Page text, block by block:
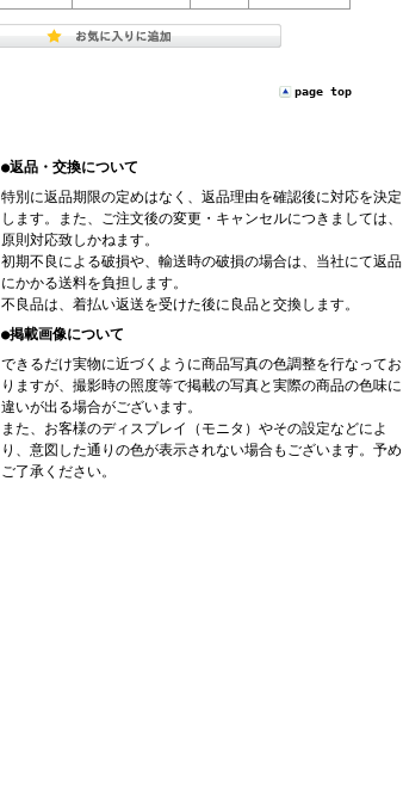
page top
●返品・交換について
特別に返品期限の定めはなく、返品理由を確認後に対応を決定
します。また、ご注文後の変更・キャンセルにつきましては、
原則対応致しかねます。
初期不良による破損や、輸送時の破損の場合は、当社にて返品
にかかる送料を負担します。
不良品は、着払い返送を受けた後に良品と交換します。
●掲載画像について
できるだけ実物に近づくように商品写真の色調整を行なってお
りますが、撮影時の照度等で掲載の写真と実際の商品の色味に
違いが出る場合がございます。
また、お客様のディスプレイ（モニタ）やその設定などによ
り、意図した通りの色が表示されない場合もございます。予め
ご了承ください。